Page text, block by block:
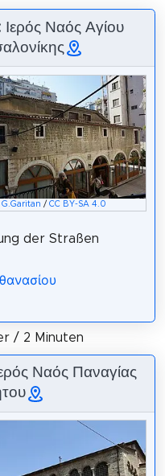
Ναός Αγίου
G.Garitan / CC BY-SA 4.0
der Straßen
/ 2 Minuten
Ναός Παναγίας